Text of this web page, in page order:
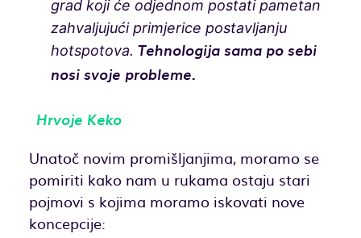
grad koji će odjednom postati pametan
zahvaljujući primjerice postavljanju
hotspotova. Tehnologija sama po sebi
nosi svoje probleme.
Hrvoje Keko
Unatoč novim promišljanjima, moramo se
pomiriti kako nam u rukama ostaju stari
pojmovi s kojima moramo iskovati nove
koncepcije: